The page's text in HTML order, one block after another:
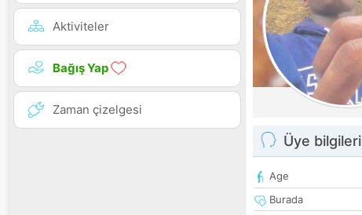
Aktiviteler
Bağış Yap
Zaman çizelgesi
Üye bilgileri
Age
Burada